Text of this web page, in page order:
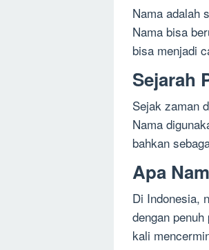
Nama adalah
Nama bisa
bisa menjadi
Sejarah
Sejak zaman
Nama
bahkan
Apa
Di Indonesia,
dengan
kali